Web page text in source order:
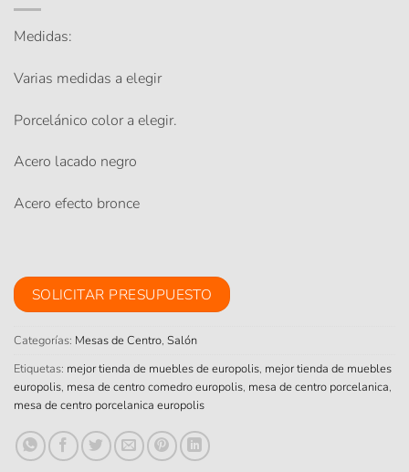
Medidas:
Varias medidas a elegir
Porcelánico color a elegir.
Acero lacado negro
Acero efecto bronce
SOLICITAR PRESUPUESTO
Categorías: Mesas de Centro, Salón
Etiquetas: mejor tienda de muebles de europolis, mejor tienda de muebles
europolis, mesa de centro comedro europolis, mesa de centro porcelanica,
mesa de centro porcelanica europolis